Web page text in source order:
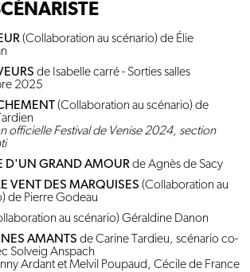
(Collaboration au scénario) de Élie
de Isabelle carré - Sorties salles
2025
(Collaboration au scénario) de
officielle Festival de Venise 2024, section
D'UN GRAND AMOURde Agnès de Sacy
VENT DES MARQUISES (Collaboration au
de Pierre Godeau
au scénario) Géraldine Danon
AMANTS de Carine Tardieu, scénario co-
Solveig Anspach
Ardant et Melvil Poupaud, Cécile de France